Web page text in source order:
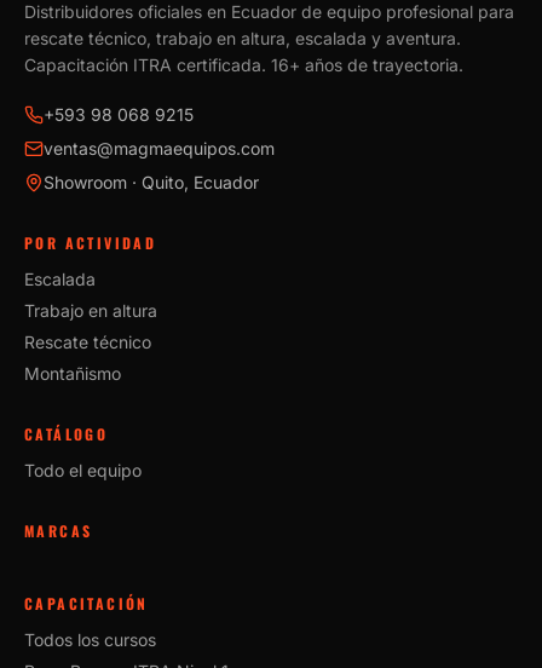
Distribuidores oficiales en Ecuador de equipo profesional para
rescate técnico, trabajo en altura, escalada y aventura.
Capacitación ITRA certificada. 16+ años de trayectoria.
+593 98 068 9215
ventas@magmaequipos.com
Showroom · Quito, Ecuador
POR ACTIVIDAD
Escalada
Trabajo en altura
Rescate técnico
Montañismo
CATÁLOGO
Todo el equipo
MARCAS
CAPACITACIÓN
Todos los cursos